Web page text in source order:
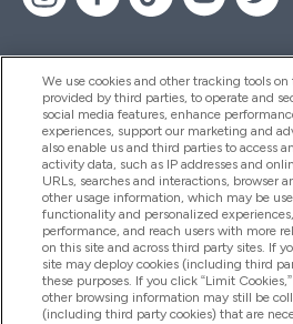
Pomoc & Informácie
Produkty
Informácie O Spoločnosti
We use cookies and other tracking tools
provided by third parties, to operate and
social media features, enhance
experiences, support our marketing and
also enable us and third parties to access
activity data, such as IP addresses and
URLs, searches and interactions, browser
other usage information, which may be
functionality and personalized
performance, and reach users with more
on this site and across third party sites. If
site may deploy cookies (including third
these purposes. If you click “Limit
other browsing information may still be
(including third party cookies) that are